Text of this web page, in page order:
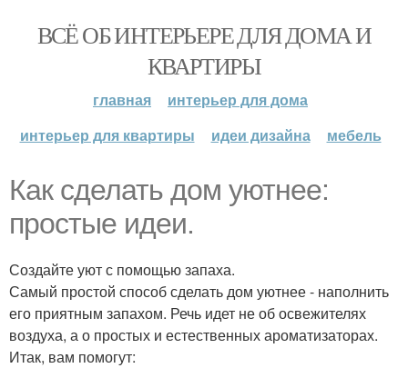
ВСЁ ОБ ИНТЕРЬЕРЕ ДЛЯ ДОМА И
КВАРТИРЫ
главная
интерьер для дома
интерьер для квартиры
идеи дизайна мебель
Как сделать дом уютнее:
простые идеи.
Создайте уют с помощью запаха.
Самый простой способ сделать дом уютнее - наполнить
его приятным запахом. Речь идет не об освежителях
воздуха, а о простых и естественных ароматизаторах.
Итак, вам помогут: